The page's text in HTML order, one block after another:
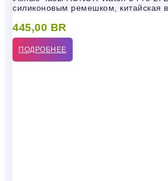
силиконовым ремешком, китайская
445,00 BR
ПОДРОБНЕЕ